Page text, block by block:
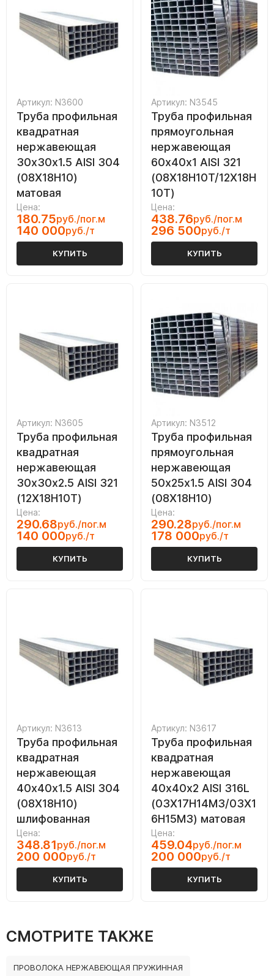
Артикул: N3600
Труба профильная
квадратная
нержавеющая
30х30х1.5 AISI 304
(08Х18Н10)
матовая
Цена:
180.75руб./пог.м
140 000руб./т
КУПИТЬ
Артикул: N3545
Труба профильная
прямоугольная
нержавеющая
60х40х1 AISI 321
(08Х18Н10Т/12Х18Н
10Т)
Цена:
438.76руб./пог.м
296 500руб./т
КУПИТЬ
Артикул: N3605
Труба профильная
квадратная
нержавеющая
30х30х2.5 AISI 321
(12Х18Н10Т)
Цена:
290.68руб./пог.м
140 000руб./т
КУПИТЬ
Артикул: N3512
Труба профильная
прямоугольная
нержавеющая
50х25х1.5 AISI 304
(08Х18Н10)
Цена:
290.28руб./пог.м
178 000руб./т
КУПИТЬ
Артикул: N3613
Труба профильная
квадратная
нержавеющая
40х40х1.5 AISI 304
(08Х18Н10)
шлифованная
Цена:
348.81руб./пог.м
200 000руб./т
КУПИТЬ
Артикул: N3617
Труба профильная
квадратная
нержавеющая
40х40х2 AISI 316L
(03Х17Н14М3/03Х1
6Н15М3) матовая
Цена:
459.04руб./пог.м
200 000руб./т
КУПИТЬ
СМОТРИТЕ ТАКЖЕ
ПРОВОЛОКА НЕРЖАВЕЮЩАЯ ПРУЖИННАЯ